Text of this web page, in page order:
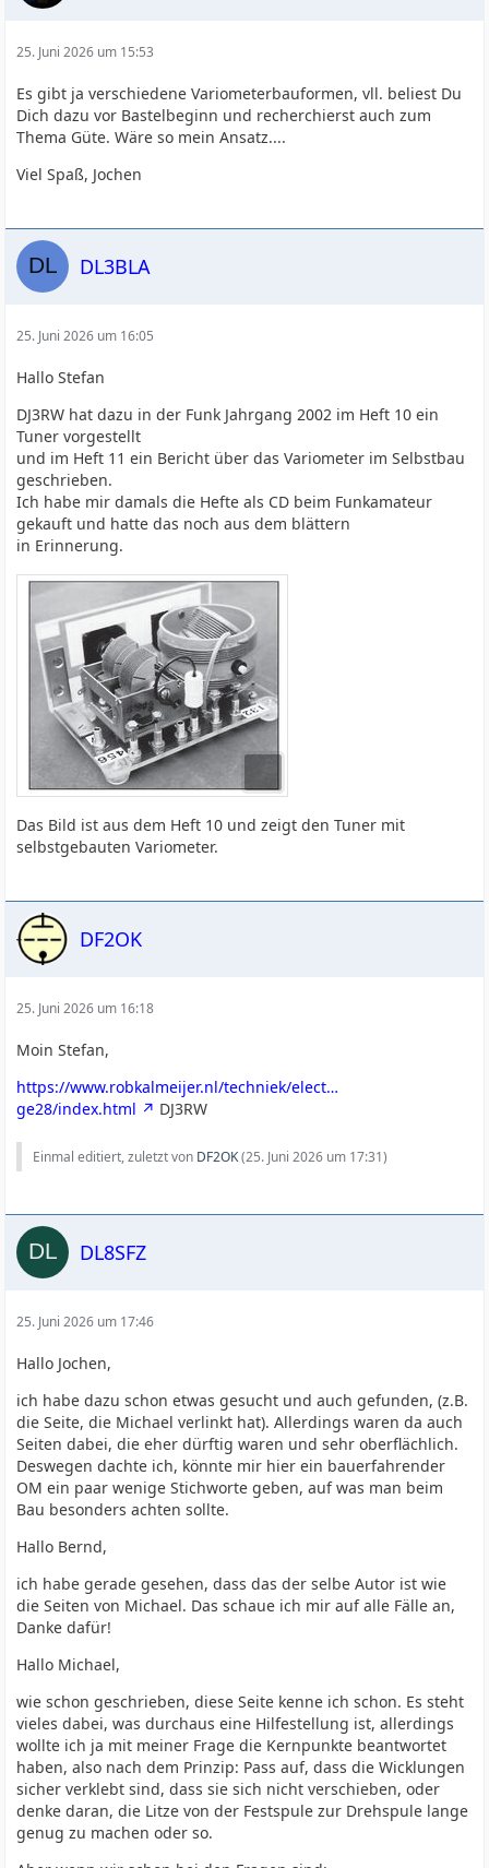
25. Juni 2026 um 15:53
Es gibt ja verschiedene Variometerbauformen, vll. beliest Du
Dich dazu vor Bastelbeginn und recherchierst auch zum
Thema Güte. Wäre so mein Ansatz....
Viel Spaß, Jochen
DL3BLA
25. Juni 2026 um 16:05
Hallo Stefan
DJ3RW hat dazu in der Funk Jahrgang 2002 im Heft 10 ein
Tuner vorgestellt
und im Heft 11 ein Bericht über das Variometer im Selbstbau
geschrieben.
Ich habe mir damals die Hefte als CD beim Funkamateur
gekauft und hatte das noch aus dem blättern
in Erinnerung.
Das Bild ist aus dem Heft 10 und zeigt den Tuner mit
selbstgebauten Variometer.
DF2OK
25. Juni 2026 um 16:18
Moin Stefan,
https://www.robkalmeijer.nl/techniek/elect…
ge28/index.html
DJ3RW
Einmal editiert, zuletzt von DF2OK(25. Juni 2026 um 17:31)
DL8SFZ
25. Juni 2026 um 17:46
Hallo Jochen,
ich habe dazu schon etwas gesucht und auch gefunden, (z.B.
die Seite, die Michael verlinkt hat). Allerdings waren da auch
Seiten dabei, die eher dürftig waren und sehr oberflächlich.
Deswegen dachte ich, könnte mir hier ein bauerfahrender
OM ein paar wenige Stichworte geben, auf was man beim
Bau besonders achten sollte.
Hallo Bernd,
ich habe gerade gesehen, dass das der selbe Autor ist wie
die Seiten von Michael. Das schaue ich mir auf alle Fälle an,
Danke dafür!
Hallo Michael,
wie schon geschrieben, diese Seite kenne ich schon. Es steht
vieles dabei, was durchaus eine Hilfestellung ist, allerdings
wollte ich ja mit meiner Frage die Kernpunkte beantwortet
haben, also nach dem Prinzip: Pass auf, dass die Wicklungen
sicher verklebt sind, dass sie sich nicht verschieben, oder
denke daran, die Litze von der Festspule zur Drehspule lange
genug zu machen oder so.